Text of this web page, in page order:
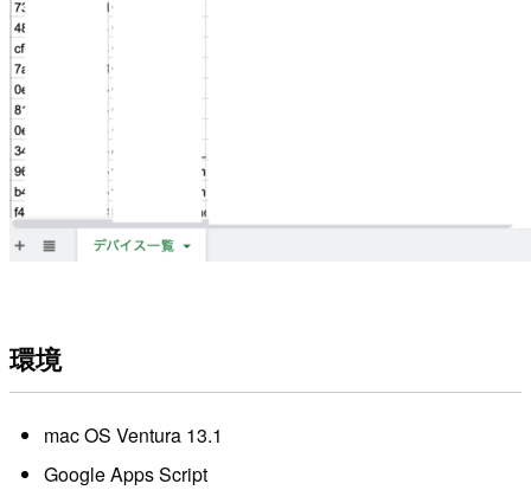
環境
mac OS Ventura 13.1
Google Apps Script